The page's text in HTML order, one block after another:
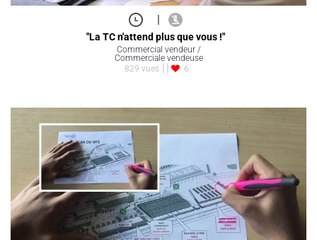
|
"La TC n'attend plus que vous !"
Commercial vendeur /
Commerciale vendeuse
829 vues
6